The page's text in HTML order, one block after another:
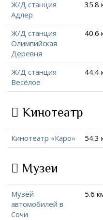
Ж/Д станция
Адлер
35.8
Ж/Д станция
Олимпийская
Деревня
40.6
Ж/Д станция
Весёлое
44.4
Кинотеатр
Кинотеатр «Каро» 54.3
Музеи
Музей
автомобилей в
Сочи
5.6